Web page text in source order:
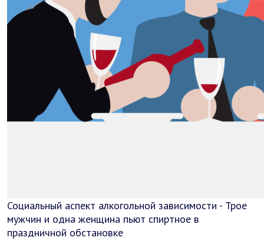
Социальный аспект алкогольной зависимости - Трое
мужчин и одна женщина пьют спиртное в
праздничной обстановке